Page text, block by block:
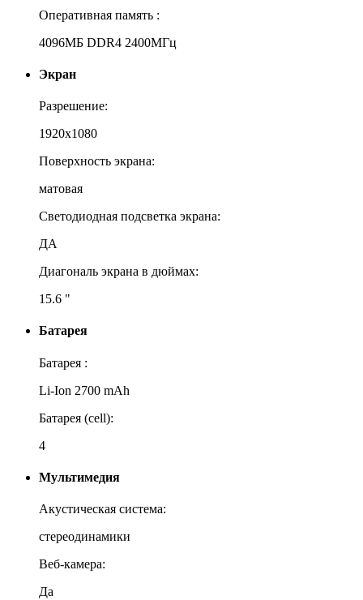
Оперативная память :
4096МБ DDR4 2400МГц
Экран
Разрешение:
1920x1080
Поверхность экрана:
матовая
Светодиодная подсветка экрана:
ДА
Диагональ экрана в дюймах:
15.6 "
Батарея
Батарея :
Li-Ion 2700 mAh
Батарея (cell):
4
Мультимедия
Акустическая система:
стереодинамики
Веб-камера:
Да